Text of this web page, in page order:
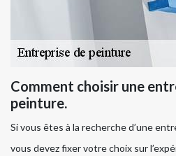
Comment choisir une
peinture.
Si vous êtes à la recherche d’une
vous devez fixer votre choix sur